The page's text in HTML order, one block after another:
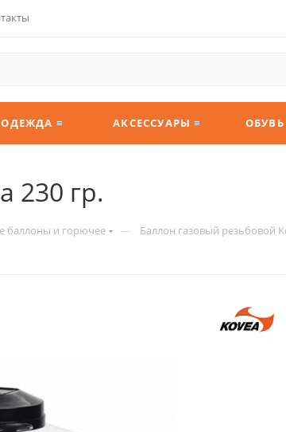
≡ АКСЕССУАРЫ ≡ ОБУВЬ
230 гр.
баллоны и горючее — Баллон газовый резьбовой